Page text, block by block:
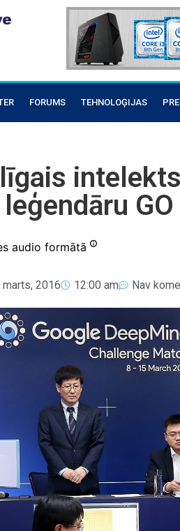
FORUMS TEHNOLOĢIJAS
audio formātā
marts, 2016 12:00 am Nav